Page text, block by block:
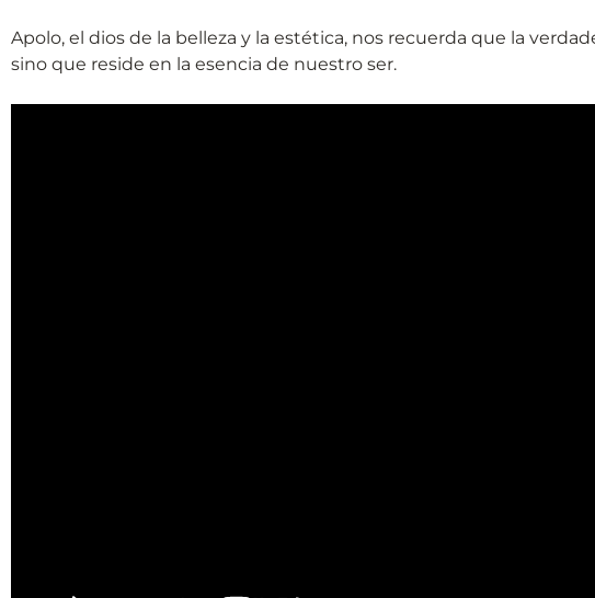
Apolo, el dios de la belleza y la estética, nos recuerda que la
sino que reside en la esencia de nuestro ser.